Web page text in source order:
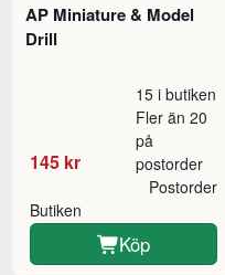
AP Miniature & Model
Drill
145 kr
15 i butiken
Fler än 20
på
postorder
Butiken
Postorder
Köp